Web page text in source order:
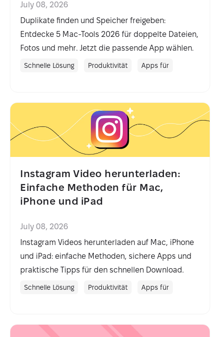
July 08, 2026
Duplikate finden und Speicher freigeben:
Entdecke 5 Mac-Tools 2026 für doppelte Dateien,
Fotos und mehr. Jetzt die passende App wählen.
Schnelle Lösung Produktivität Apps für
Instagram Video herunterladen:
Einfache Methoden für Mac,
iPhone und iPad
July 08, 2026
Instagram Videos herunterladen auf Mac, iPhone
und iPad: einfache Methoden, sichere Apps und
praktische Tipps für den schnellen Download.
Schnelle Lösung Produktivität Apps für